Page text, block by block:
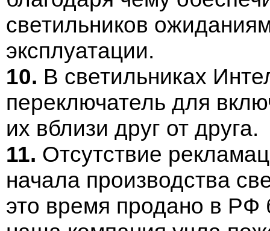
светильников
эксплуатации.
10. В светильниках
переключатель для
их вблизи друг от друга.
11. Отсутствие
начала производства
это время продано в РФ